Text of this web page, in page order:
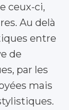
ceux-ci,
Au delà
entre
de
par les
mais